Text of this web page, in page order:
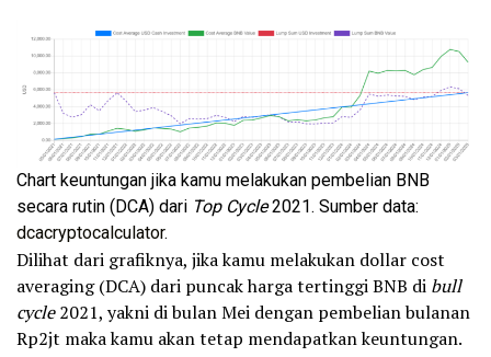
Chart keuntungan jika kamu melakukan pembelian BNB
secara rutin (DCA) dari Top Cycle2021. Sumber data:
dcacryptocalculator.
Dilihat dari grafiknya, jika kamu melakukan dollar cost
averaging (DCA) dari puncak harga tertinggi BNB di bull
cycle2021, yakni di bulan Mei dengan pembelian bulanan
Rp2jt maka kamu akan tetap mendapatkan keuntungan.